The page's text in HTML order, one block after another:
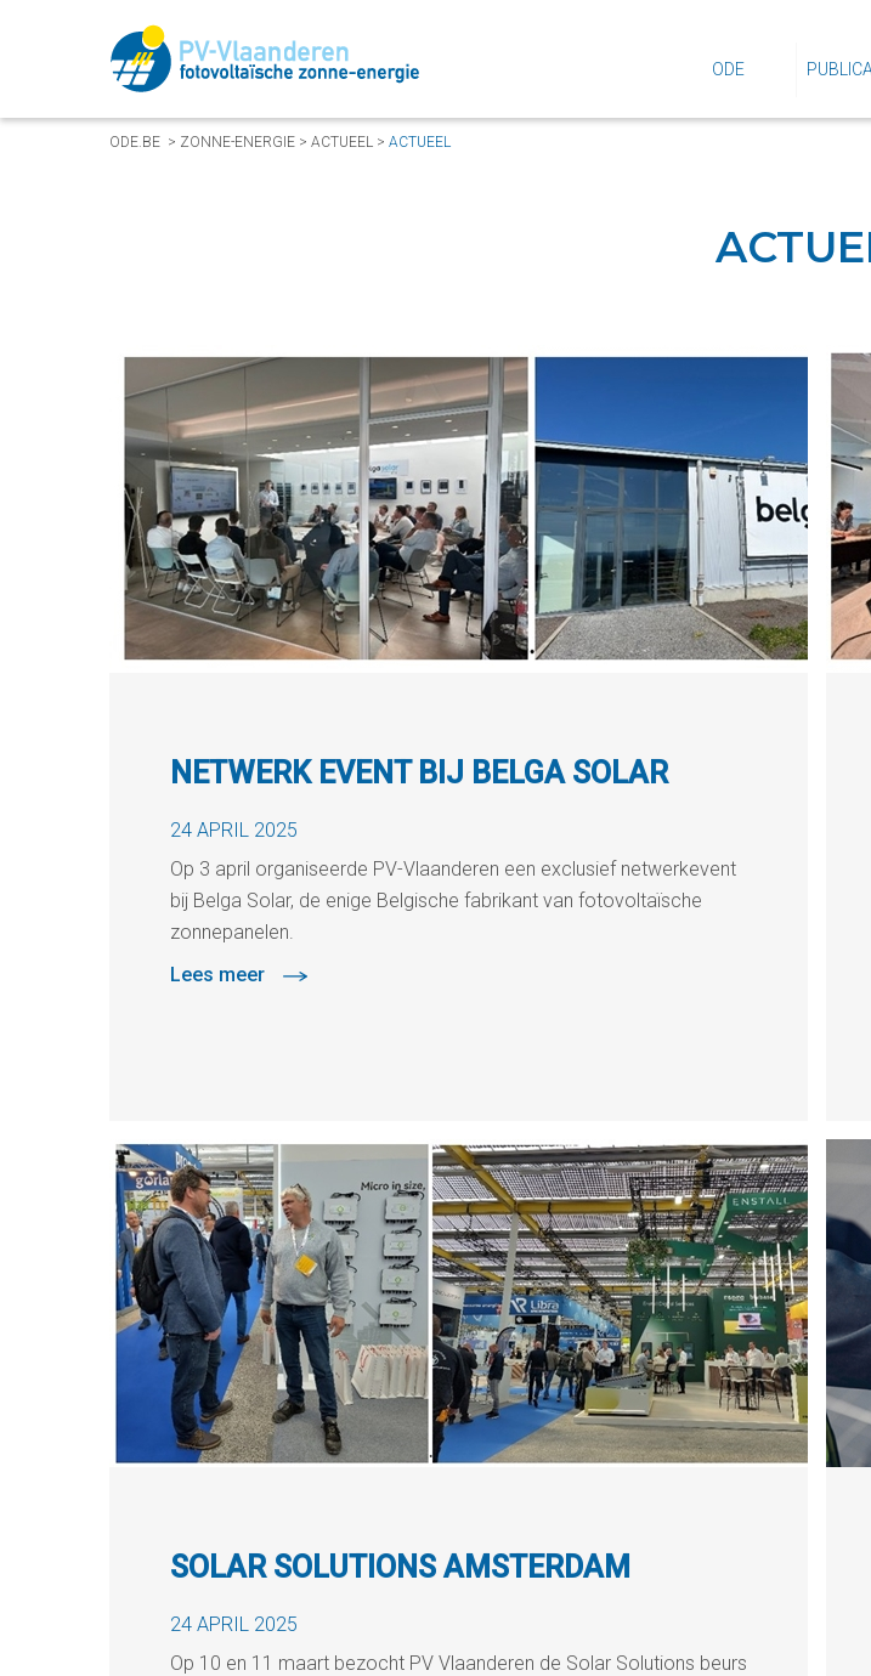
ODE
ODE.BE> ZONNE-ENERGIE> ACTUEEL> ACTUEEL
NETWERK EVENT BIJ BELGA SOLAR
24 APRIL 2025
Op 3 april organiseerde PV-Vlaanderen een exclusief netwerkevent
bij Belga Solar, de enige Belgische fabrikant van fotovoltaïsche
zonnepanelen.
Lees meer
SOLAR SOLUTIONS AMSTERDAM
24 APRIL 2025
Op 10 en 11 maart bezocht PV Vlaanderen de Solar Solutions beurs